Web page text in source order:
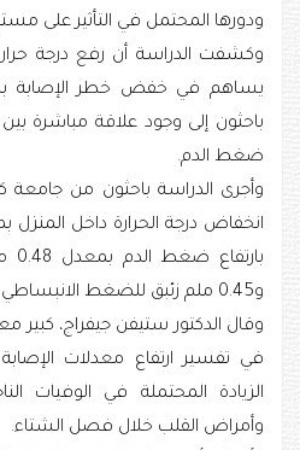
ودورها المحتمل في التأثير على
وكشفت الدراسة أن رفع درجة
يساهم في خفض خطر الإصابة
باحثون إلى وجود علاقة مباشرة بين
ضغط الدم.
وأجرى الدراسة باحثون من جامعة
انخفاض درجة الحرارة داخل المنزل
و0.45 ملم زئبق للضغط الانبساطي.
وقال الدكتور ستيفن جيفراج، كبير
في تفسير ارتفاع معدلات
الزيادة المحتملة في الوفيات
وأمراض القلب خلال فصل الشتاء.